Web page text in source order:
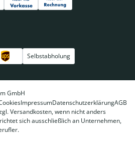
Selbstabholung
GmbH
ImpressumDatenschutzerklärungAGB
Versandkosten, wenn nicht anders
sich ausschließlich an Unternehmen,